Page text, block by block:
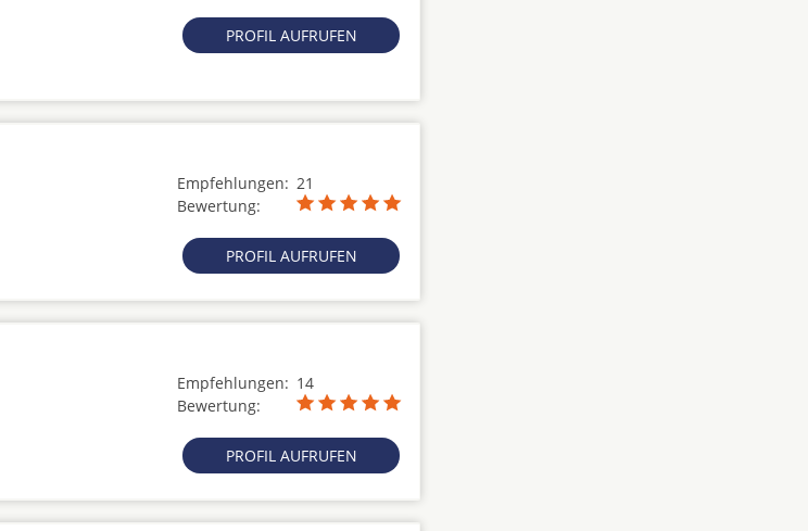
PROFIL AUFRUFEN
Empfehlungen: 21
Bewertung:
PROFIL AUFRUFEN
Empfehlungen: 14
Bewertung:
PROFIL AUFRUFEN